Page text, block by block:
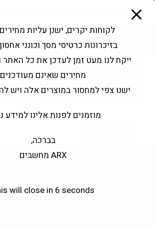
פתח סרגל נגישות
Products
search
החשבון שלי
3.7Ghz AM4 – Box
לקוחות יקרים, ישנן עליות
בזיכרונות כרטיסי מסך וכונני
ייקח לנו מעט זמן לעדכן את כל האתר
מחירים שאינם מעודכנים
ישנו צפי למחסור במוצרים אלה ויש
מוזמנים לפנות אלינו למידע
בברכה,
ARX מחשבים
will close in 6 seconds